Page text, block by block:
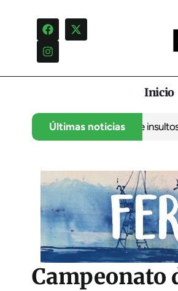
Inicio
Últimas noticias
una campaña de insultos por un
Campeonato